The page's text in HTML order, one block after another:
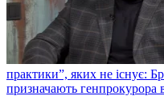
практики”, яких не існує:
призначають генпрокурора